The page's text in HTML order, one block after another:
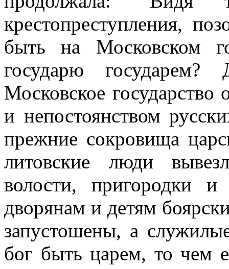
крестопреступления,
быть на Московском
государю
Московское
и непостоянством
прежние сокровища
литовские люди
волости, пригородки
дворянам и детям
запустошены, а
бог быть царем, то чем